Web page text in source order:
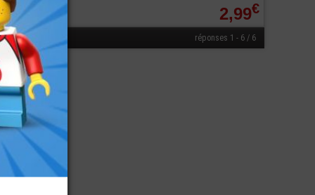
1,40 2,99€
réponses 1 - 6 / 6